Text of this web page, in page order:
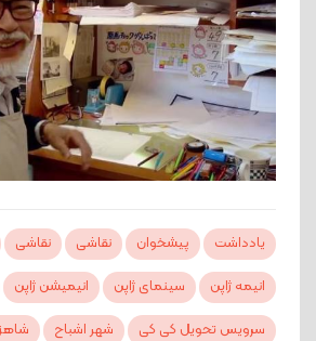
یادداشت پیشخوان نقاشی نقاشی
انیمه ژاپن
سینمای ژاپن انیمیشن ژاپن
سرویس تحویل کی کی
شهر اشباح